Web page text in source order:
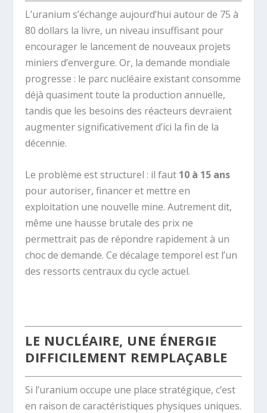
L’uranium s’échange aujourd’hui autour de 75 à
80 dollars la livre, un niveau insuffisant pour
encourager le lancement de nouveaux projets
miniers d’envergure. Or, la demande mondiale
progresse : le parc nucléaire existant consomme
déjà quasiment toute la production annuelle,
tandis que les besoins des réacteurs devraient
augmenter significativement d’ici la fin de la
décennie.
Le problème est structurel : il faut 10 à 15 ans
pour autoriser, financer et mettre en
exploitation une nouvelle mine. Autrement dit,
même une hausse brutale des prix ne
permettrait pas de répondre rapidement à un
choc de demande. Ce décalage temporel est l’un
des ressorts centraux du cycle actuel.
LE NUCLÉAIRE, UNE ÉNERGIE
DIFFICILEMENT REMPLAÇABLE
Si l’uranium occupe une place stratégique, c’est
en raison de caractéristiques physiques uniques.